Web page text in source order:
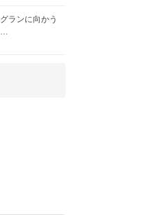
ランに向かう
…